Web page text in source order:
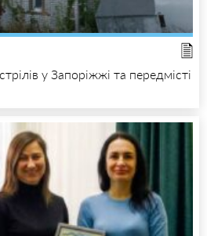
у Запоріжжі та передмісті